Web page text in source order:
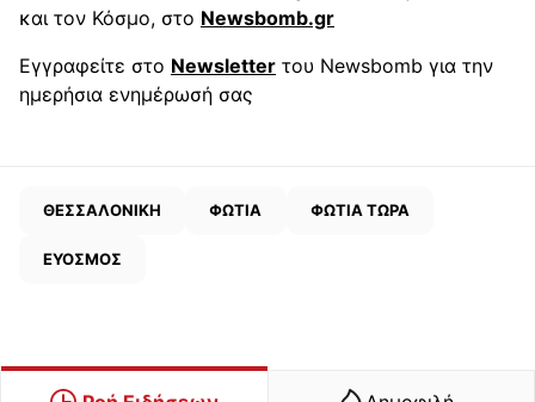
και τον Κόσμο, στο Newsbomb.gr
Εγγραφείτε στο Newsletter του Newsbomb για την
ημερήσια ενημέρωσή σας
ΘΕΣΣΑΛΟΝΙΚΗ ΦΩΤΙΑ ΦΩΤΙΑ ΤΩΡΑ
ΕΥΟΣΜΟΣ